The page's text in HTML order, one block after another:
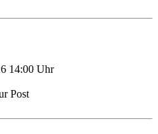
14:00 Uhr
Post